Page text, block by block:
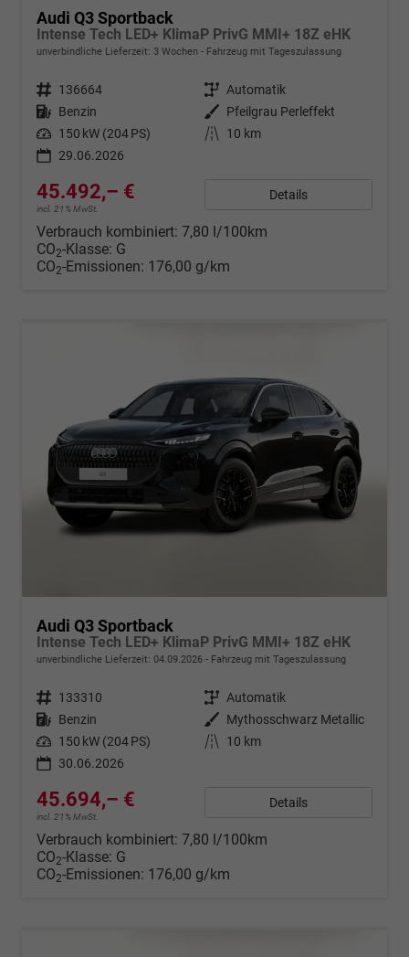
Audi Q3 Sportback
Intense Tech LED+ KlimaP PrivG MMI+ 18Z eHK
unverbindliche Lieferzeit: 3 Wochen Fahrzeug mit Tageszulassung
Fahrzeugnr. 136664 Getriebe Automatik
Kraftstoff Benzin Außenfarbe Pfeilgrau Perleffekt
Leistung 150 kW (204 PS) Kilometerstand
10 km
29.06.2026
45.492,– €
incl. 21% MwSt.
Details
Verbrauch kombiniert: 7,80 l/100km
CO2-Klasse: G
CO2-Emissionen: 176,00 g/km
Audi Q3 Sportback
Intense Tech LED+ KlimaP PrivG MMI+ 18Z eHK
unverbindliche Lieferzeit: 04.09.2026 Fahrzeug mit Tageszulassung
Fahrzeugnr. 133310 Getriebe Automatik
Kraftstoff Benzin Außenfarbe Mythosschwarz Metallic
Leistung 150 kW (204 PS) Kilometerstand
10 km
30.06.2026
45.694,– €
incl. 21% MwSt.
Details
Verbrauch kombiniert: 7,80 l/100km
CO2-Klasse: G
CO2-Emissionen: 176,00 g/km